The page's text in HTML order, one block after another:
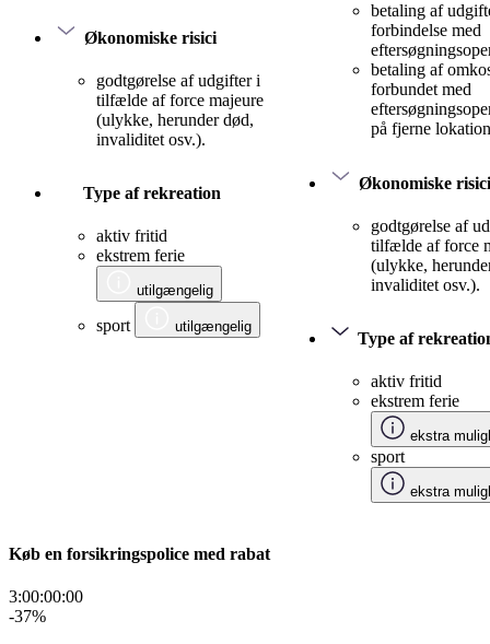
Økonomiske risici
godtgørelse af udgifter i
tilfælde af force majeure
(ulykke, herunder død,
invaliditet osv.).
Type af rekreation
aktiv fritid
ekstrem ferie
utilgængelig
sport utilgængelig
betaling af
forbindelse med
betaling af
forbundet med
på fjerne
Økonomiske risici
godtgørelse af
tilfælde af force
(ulykke,
invaliditet osv.).
Type af
aktiv fritid
ekstrem ferie
ekstra
sport
ekstra
Køb en forsikringspolice med rabat
3:00:00:00
-37%